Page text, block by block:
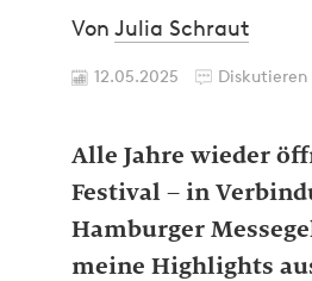
Von Julia Schraut
12.05.2025
Alle Jahre wieder
Festival – in
Hamburger
meine Highlights